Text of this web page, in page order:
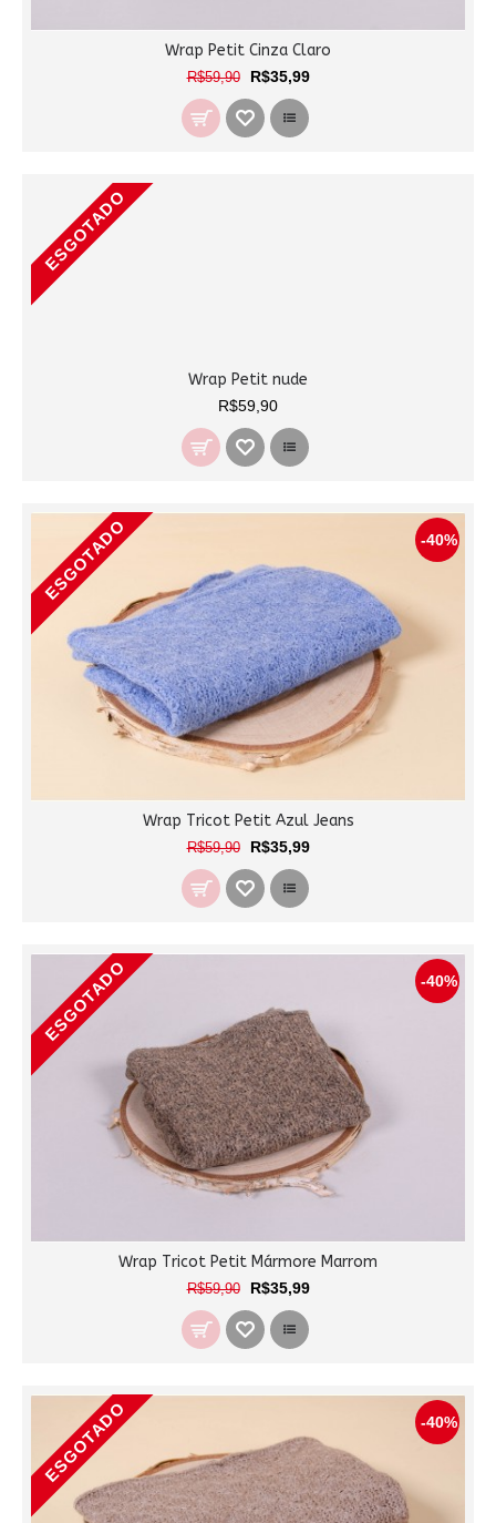
Wrap Petit Cinza Claro
R$59,90 R$35,99
ESGOTADO
Wrap Petit nude
R$59,90
-40%
ESGOTADO
Wrap Tricot Petit Azul Jeans
R$59,90 R$35,99
-40%
ESGOTADO
Wrap Tricot Petit Mármore Marrom
R$59,90 R$35,99
-40%
ESGOTADO